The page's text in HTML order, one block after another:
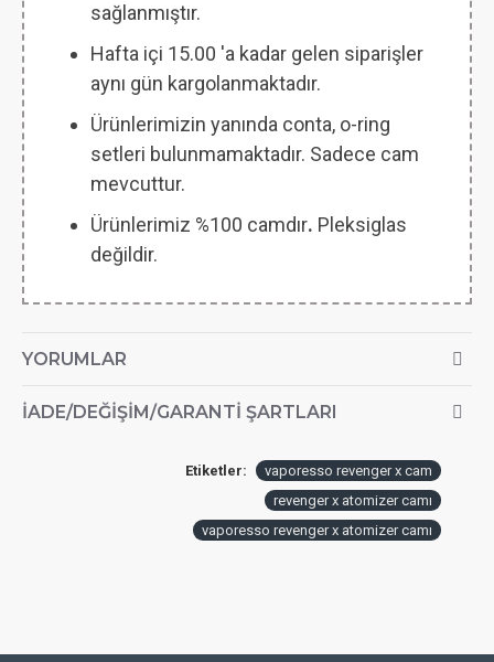
sağlanmıştır.
Hafta içi 15.00 'a kadar gelen siparişler
aynı gün kargolanmaktadır.
Ürünlerimizin yanında conta, o-ring
setleri bulunmamaktadır. Sadece cam
mevcuttur.
Ürünlerimiz %100 camdır. Pleksiglas
değildir.
YORUMLAR
İADE/DEĞIŞIM/GARANTI ŞARTLARI
Etiketler:
vaporesso revenger x cam
revenger x atomizer camı
vaporesso revenger x atomizer camı